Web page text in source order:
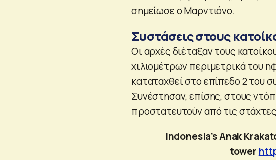
σημείωσε ο Μαρντιόνο.
Συστάσεις στους
Οι αρχές διέταξαν τους
χιλιομέτρων περιμετρικά του
καταταχθεί στο επίπεδο 2 του
Συνέστησαν, επίσης, στους
προστατευτούν από τις
Indonesia’s Anak
tower